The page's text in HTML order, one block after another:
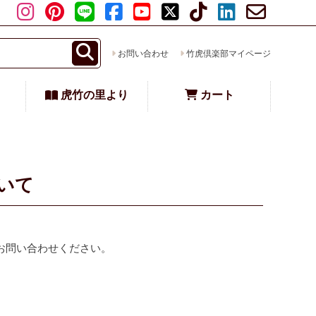
お問い合わせ 竹虎倶楽部マイページ
虎竹の里より カート
て
問い合わせください。